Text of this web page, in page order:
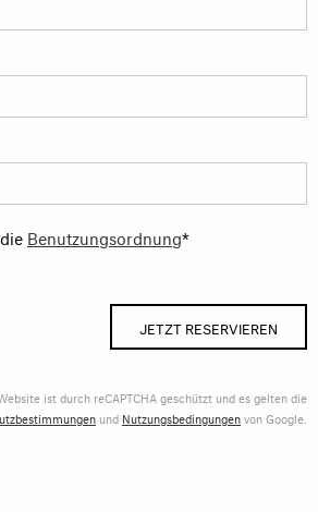
Benutzungsordnung*
JETZT RESERVIEREN
ist durch reCAPTCHA geschützt und es gelten die
und Nutzungsbedingungenvon Google.